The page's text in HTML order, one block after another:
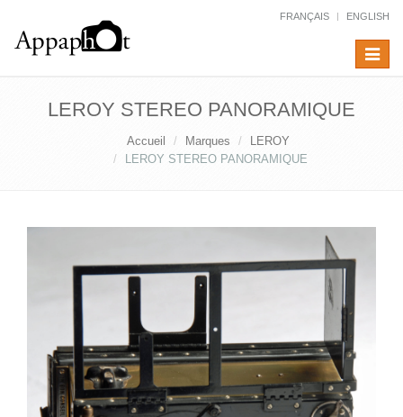
FRANÇAIS ENGLISH
Toggle
LEROY STEREO PANORAMIQUE
Accueil Marques
LEROY
LEROY STEREO PANORAMIQUE